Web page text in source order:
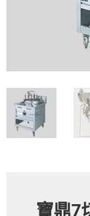
寶鼎7